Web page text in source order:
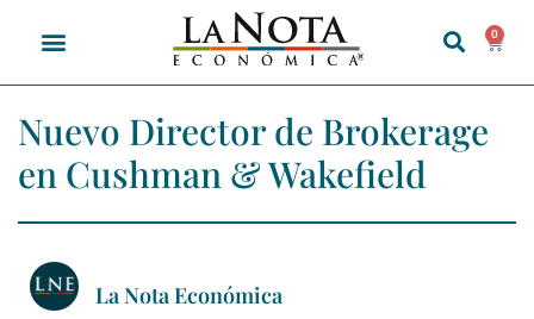
0
Nuevo Director de Brokerage
en Cushman & Wakefield
La Nota Económica